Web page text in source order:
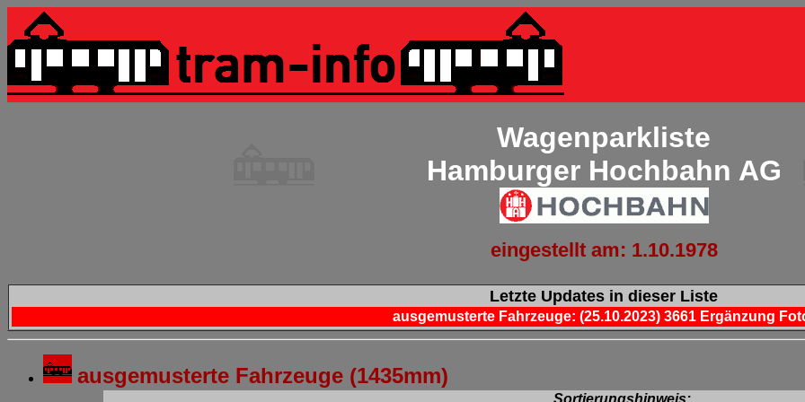
Wagenparkliste
Hamburger Hochbahn AG
eingestellt am: 1.10.1978
Letzte Updates in dieser Liste
ausgemusterte Fahrzeuge: (25.10.2023) 3661 Ergänzung
ausgemusterte Fahrzeuge (1435mm)
Sortierungshinweis: